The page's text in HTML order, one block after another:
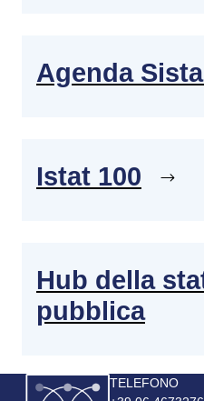
Agenda
Istat 100
Hub della
pubblica
Immagine
TELEFONO